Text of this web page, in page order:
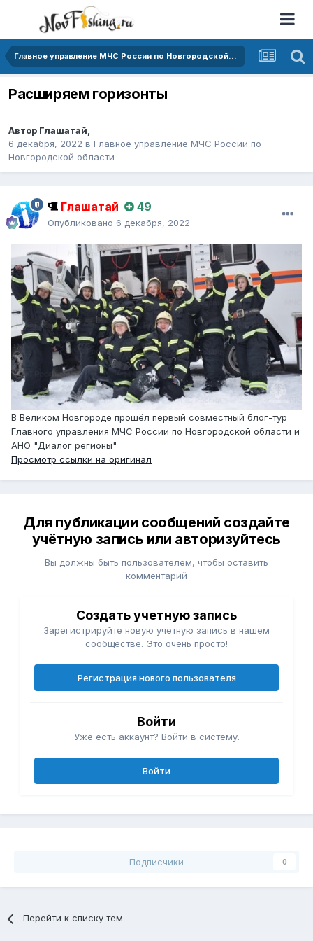
Главное управление МЧС России по Новгородской области
Расширяем горизонты
Автор Глашатай,
6 декабря, 2022 в Главное управление МЧС России по
Новгородской области
Глашатай 49
Опубликовано 6 декабря, 2022
В Великом Новгороде прошёл первый совместный блог-тур
Главного управления МЧС России по Новгородской области и
АНО "Диалог регионы"
Просмотр ссылки на оригинал
Для публикации сообщений создайте
учётную запись или авторизуйтесь
Вы должны быть пользователем, чтобы оставить
комментарий
Создать учетную запись
Зарегистрируйте новую учётную запись в нашем
сообществе. Это очень просто!
Регистрация нового пользователя
Войти
Уже есть аккаунт? Войти в систему.
Войти
Подписчики 0
Перейти к списку тем